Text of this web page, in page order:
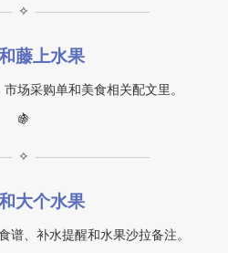
✧
藤上水果
场采购单和美食相关配文里。
🍇
✧
大个水果
谱、补水提醒和水果沙拉备注。